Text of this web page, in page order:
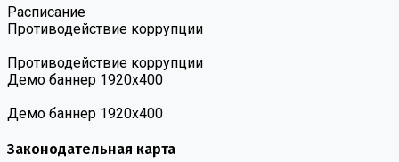
Расписание
Противодействие коррупции
Противодействие коррупции
Демо баннер 1920х400
Демо баннер 1920х400
Законодательная карта